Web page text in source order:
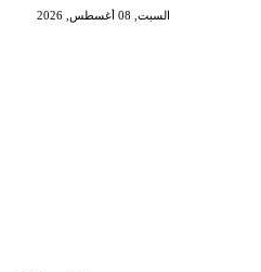
السبت, 08 أغسطس, 2026